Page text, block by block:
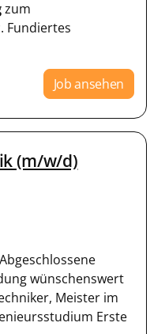
zum
Fundiertes
Job ansehen
(m/w/d)
wünschenswert
Meister im
Erste